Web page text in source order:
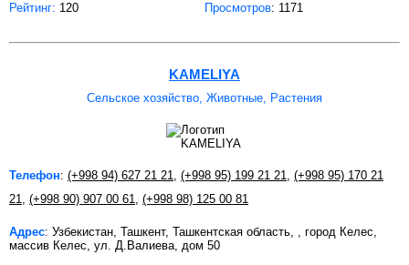
Рейтинг: 120 Просмотров: 1171
KAMELIYA
Сельское хозяйство, Животные, Растения
Телефон: (+998 94) 627 21 21, (+998 95) 199 21 21, (+998 95) 170 21
21, (+998 90) 907 00 61, (+998 98) 125 00 81
Адрес: Узбекистан, Ташкент, Ташкентская область, , город Келес,
массив Келес, ул. Д.Валиева, дом 50